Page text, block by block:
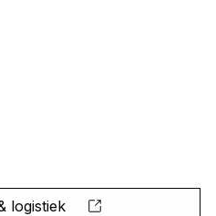
logistiek